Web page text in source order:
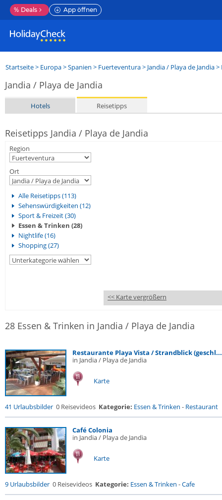
% Deals App öffnen
Startseite> Europa>Spanien > Fuerteventura> Jandia / Playa de Jandia>
Jandia / Playa de Jandia
Hotels Reisetipps
Reisetipps Jandia / Playa de Jandia
Region
Ort
Alle Reisetipps (113)
Sehenswürdigkeiten (12)
Sport & Freizeit (30)
Essen & Trinken (28)
Nightlife (16)
Shopping (27)
<< Karte vergrößern
28 Essen & Trinken in Jandia / Playa de Jandia
Restaurante Playa Vista / Strandblick (geschl...
in Jandia / Playa de Jandia
Karte
41 Urlaubsbilder 0 Reisevideos Kategorie: Essen & Trinken - Restaurant
Café Colonia
in Jandia / Playa de Jandia
Karte
9 Urlaubsbilder 0 Reisevideos Kategorie: Essen & Trinken -Cafe